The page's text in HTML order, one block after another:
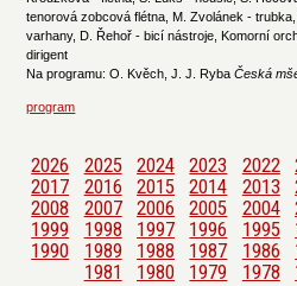
tenorová zobcová flétna, M. Zvolánek -
varhany, D. Řehoř - bicí nástroje, Komorní
dirigent
Na programu: O. Kvěch, J. J. RybaČeská
program
2026 2025 2024 2023 2022
2017
2016 2015 2014 2013
2008
2007 2006 2005 2004
1999
1998 1997 1996 1995
1990
1989 1988 1987 1986
1981
1980 1979 1978